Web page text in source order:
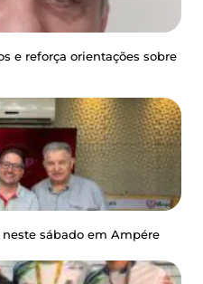
e reforça orientações sobre
neste sábado em Ampére